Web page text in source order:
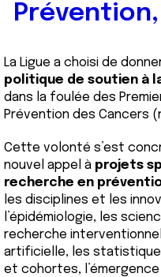
La Ligue a choisi de
politique de soutien à
dans la foulée des
Prévention des Cancers
Cette volonté s’est
nouvel appel à projets
recherche en
les disciplines et les
l’épidémiologie, les
recherche
artificielle, les
et cohortes,